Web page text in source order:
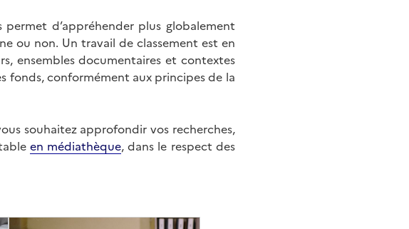
d’appréhender plus globalement
ou non. Un travail de classement est en
ensembles documentaires et contextes
fonds, conformément aux principes de la
souhaitez approfondir vos recherches,
en médiathèque, dans le respect des